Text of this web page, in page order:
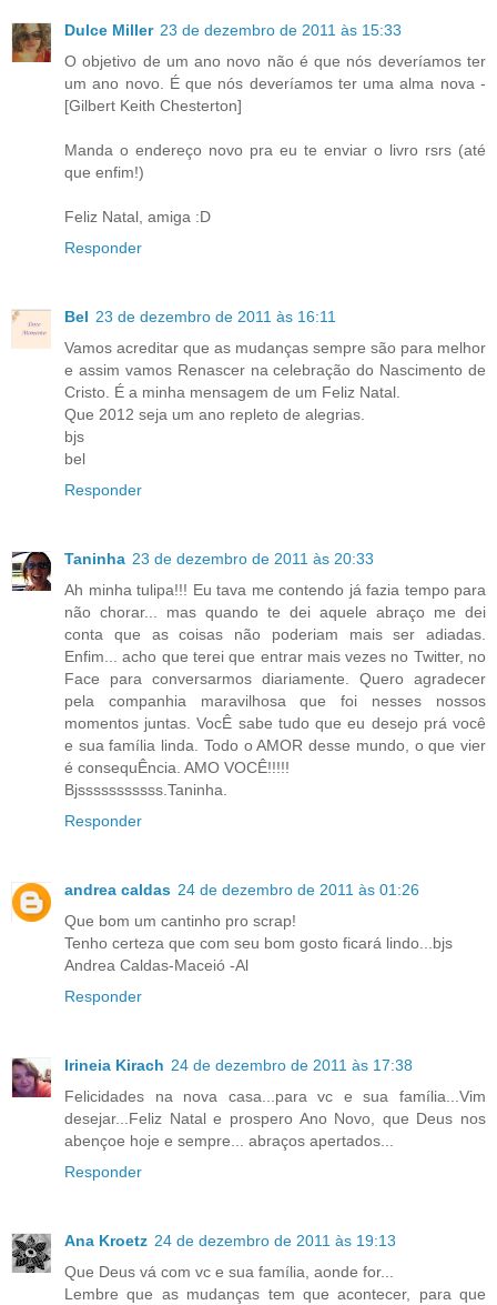
Dulce Miller 23 de dezembro de 2011 às 15:33
O objetivo de um ano novo não é que nós deveríamos ter
um ano novo. É que nós deveríamos ter uma alma nova -
[Gilbert Keith Chesterton]
Manda o endereço novo pra eu te enviar o livro rsrs (até
que enfim!)
Feliz Natal, amiga :D
Responder
Bel 23 de dezembro de 2011 às 16:11
Vamos acreditar que as mudanças sempre são para melhor
e assim vamos Renascer na celebração do Nascimento de
Cristo. É a minha mensagem de um Feliz Natal.
Que 2012 seja um ano repleto de alegrias.
bjs
bel
Responder
Taninha 23 de dezembro de 2011 às 20:33
Ah minha tulipa!!! Eu tava me contendo já fazia tempo para
não chorar... mas quando te dei aquele abraço me dei
conta que as coisas não poderiam mais ser adiadas.
Enfim... acho que terei que entrar mais vezes no Twitter, no
Face para conversarmos diariamente. Quero agradecer
pela companhia maravilhosa que foi nesses nossos
momentos juntas. VocÊ sabe tudo que eu desejo prá você
e sua família linda. Todo o AMOR desse mundo, o que vier
é consequÊncia. AMO VOCÊ!!!!!
Bjsssssssssss.Taninha.
Responder
andrea caldas 24 de dezembro de 2011 às 01:26
Que bom um cantinho pro scrap!
Tenho certeza que com seu bom gosto ficará lindo...bjs
Andrea Caldas-Maceió -Al
Responder
Irineia Kirach 24 de dezembro de 2011 às 17:38
Felicidades na nova casa...para vc e sua família...Vim
desejar...Feliz Natal e prospero Ano Novo, que Deus nos
abençoe hoje e sempre... abraços apertados...
Responder
Ana Kroetz 24 de dezembro de 2011 às 19:13
Que Deus vá com vc e sua família, aonde for...
Lembre que as mudanças tem que acontecer, para que